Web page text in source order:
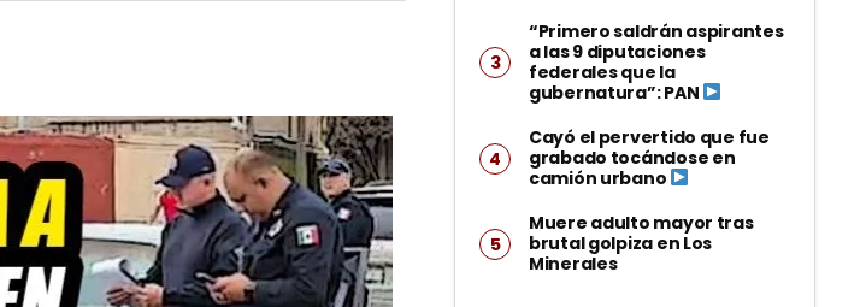
“Primero saldrán aspirantes
a las 9 diputaciones
federales que la
gubernatura”: PAN
Cayó el pervertido que fue
grabado tocándose en
camión urbano
Muere adulto mayor tras
brutal golpiza en Los
Minerales